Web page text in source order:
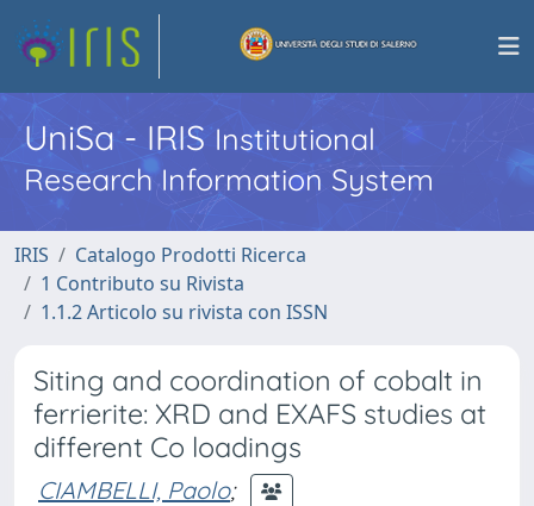
UniSa - IRISInstitutional
Research Information System
IRIS
Catalogo Prodotti Ricerca
1 Contributo su Rivista
1.1.2 Articolo su rivista con ISSN
Siting and coordination of cobalt in
ferrierite: XRD and EXAFS studies at
different Co loadings
CIAMBELLI, Paolo;